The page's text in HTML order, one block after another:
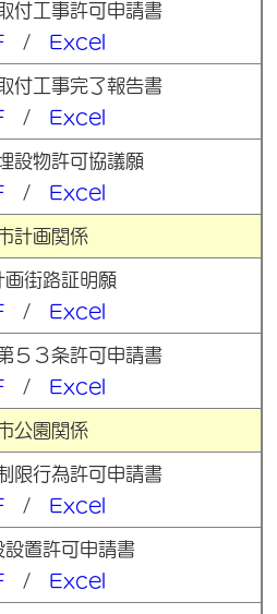
付工事許可申請書
/ Excel
付工事完了報告書
/ Excel
設物許可協議願
/ Excel
計画関係
画街路証明願
/ Excel
５３条許可申請書
/ Excel
公園関係
限行為許可申請書
/ Excel
設置許可申請書
/ Excel